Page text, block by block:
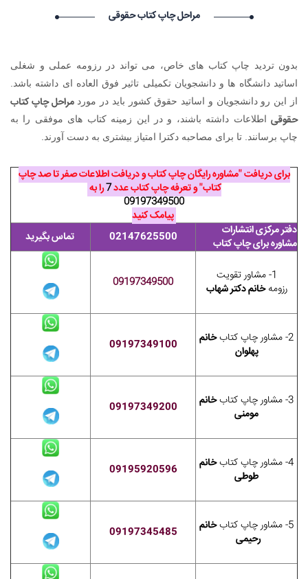
Narkolog na dom_ouOn Narkolog na dom_ouOn گرامی :
درخواست استخدام شما با موفقیت انجام شد ساعت ۳:۱۶:۴۱ تاریخ
۱۴۰۵/۵/۱۶
Narkolog na dom_fpma Narkolog na dom_fpma گرامی :
درخواست استخدام شما با موفقیت انجام شد ساعت ۲۳:۳۴:۴۶ تاریخ
۱۴۰۵/۵/۱۵
مراحل چاپ کتاب حقوقی
بدون تردید چاپ کتاب های خاص، می تواند در رزومه عملی و شغلی
اساتید دانشگاه ها و دانشجویان تکمیلی تاثیر فوق العاده ای داشته باشد.
از این رو دانشجویان و اساتید حقوق کشور باید در موردمراحل چاپ کتاب
حقوقی اطلاعات داشته باشند، و در این زمینه کتاب های موفقی را به
چاپ برسانند. تا برای مصاحبه دکترا امتیاز بیشتری به دست آورند.
برای دریافت "مشاوره رایگان چاپ کتاب و دریافت اطلاعات صفر تا صد چاپ
کتاب" و تعرفه چاپ کتاب عدد7را به
09197349500
پیامک کنید
دفتر مرکزی انتشارات
مشاوره برای چاپ کتاب
02147625500 تماس بگیرید
1- مشاور تقویت
رزومهخانم دکتر شهاب 09197349500
2- مشاور چاپ کتاب
خانم
پهلوان
09197349100
3- مشاور چاپ کتاب
خانم
مومنی
09197349200
4- مشاور چاپ کتاب
خانم
طوطی
09195920596
5- مشاور چاپ کتاب
خانم
رحیمی
09197345485